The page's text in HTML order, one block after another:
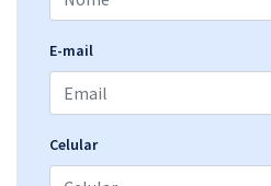
E-mail
Celular